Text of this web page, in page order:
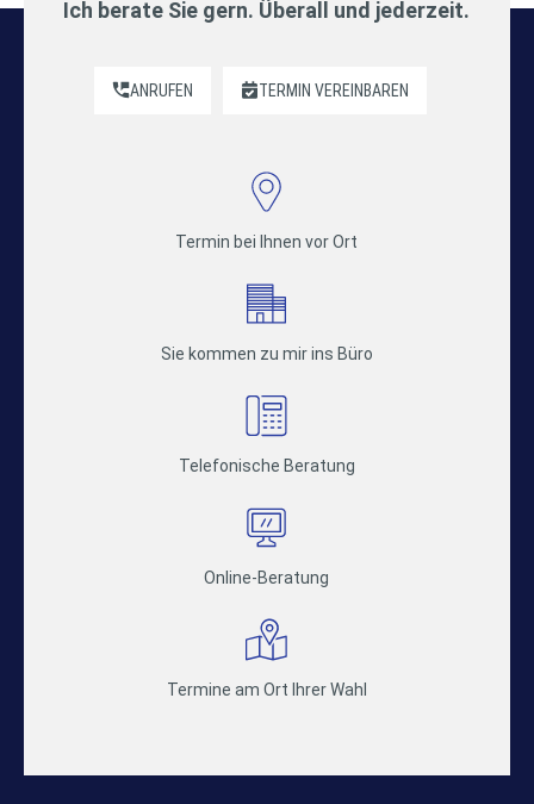
Ich berate Sie gern. Überall und jederzeit.
ANRUFEN TERMIN VEREINBAREN
Termin bei Ihnen vor Ort
Sie kommen zu mir ins Büro
Telefonische Beratung
Online-Beratung
Termine am Ort Ihrer Wahl